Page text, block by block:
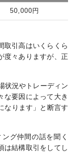
50,000円
取引高はいくらくら
度々ありますが、正
状況やトレーディン
な要因によって大き
なります」と断言す
グ仲間の話を聞く
は結構取引をしてし